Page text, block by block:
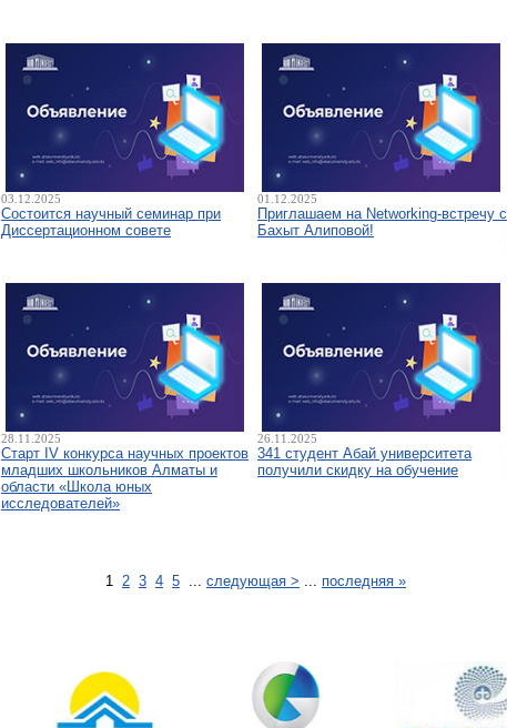
03.12.2025
Состоится научный семинар при
Диссертационном совете
01.12.2025
Приглашаем на Networking-встречу с
Бахыт Алиповой!
28.11.2025
Старт IV конкурса научных проектов
младших школьников Алматы и
области «Школа юных
исследователей»
26.11.2025
341 студент Абай университета
получили скидку на обучение
1 2 3 4 5 ... следующая > ... последняя »